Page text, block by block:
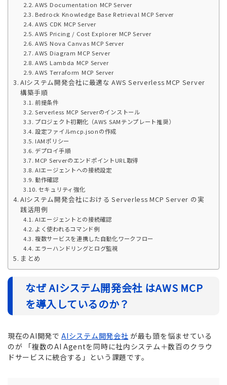
AWS Documentation MCP Server
Bedrock Knowledge Base Retrieval MCP Server
AWS CDK MCP Server
AWS Pricing / Cost Explorer MCP Server
AWS Nova Canvas MCP Server
AWS Diagram MCP Server
AWS Lambda MCP Server
AWS Terraform MCP Server
AIシステム開発会社に最適な AWS Serverless MCP Server
構築手順
前提条件
Serverless MCP Serverのインストール
プロジェクト初期化（AWS SAMテンプレート推奨）
設定ファイルmcp.jsonの作成
IAMポリシー
デプロイ手順
MCP ServerのエンドポイントURL取得
AIエージェントへの接続設定
動作確認
セキュリティ強化
AIシステム開発会社における Serverless MCP Server の実
践活用例
AIエージェントとの接続確認
よく使われるコマンド例
複数サービスを連携した自動化ワークフロー
エラーハンドリングとログ監視
まとめ
なぜ AIシステム開発会社 はAWS MCP
を導入しているのか？
現在のAI開発でAIシステム開発会社 が最も頭を悩ませている
のが 「複数のAI Agentを同時に社内システム＋数百のクラウ
ドサービスに統合する」という課題です。